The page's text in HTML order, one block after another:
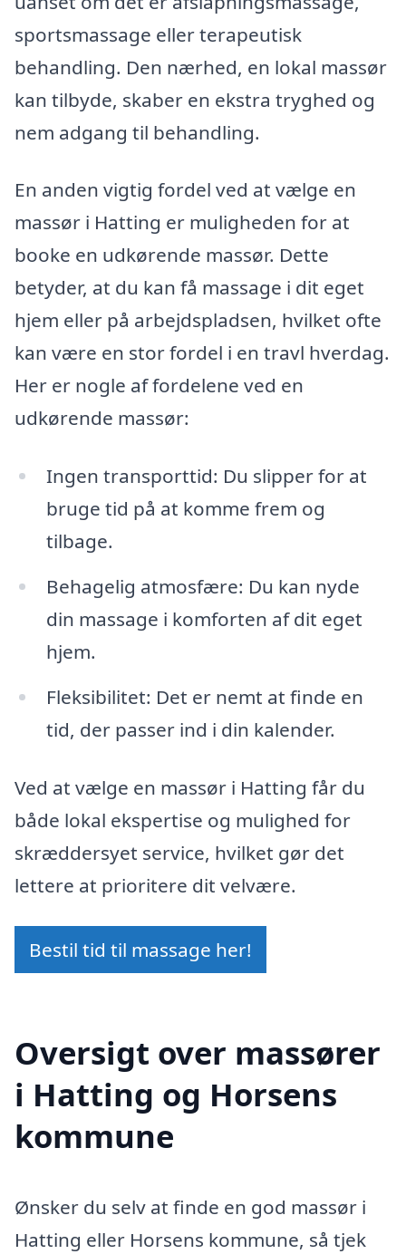
sportsmassage eller terapeutisk
behandling. Den nærhed, en lokal massør
kan tilbyde, skaber en ekstra tryghed og
nem adgang til behandling.
En anden vigtig fordel ved at vælge en
massør i Hatting er muligheden for at
booke en udkørende massør. Dette
betyder, at du kan få massage i dit eget
hjem eller på arbejdspladsen, hvilket ofte
kan være en stor fordel i en travl hverdag.
Her er nogle af fordelene ved en
udkørende massør:
Ingen transporttid: Du slipper for at
bruge tid på at komme frem og
tilbage.
Behagelig atmosfære: Du kan nyde
din massage i komforten af dit eget
hjem.
Fleksibilitet: Det er nemt at finde en
tid, der passer ind i din kalender.
Ved at vælge en massør i Hatting får du
både lokal ekspertise og mulighed for
skræddersyet service, hvilket gør det
lettere at prioritere dit velvære.
Bestil tid til massage her!
Oversigt over massører
i Hatting og Horsens
kommune
Ønsker du selv at finde en god massør i
Hatting eller Horsens kommune, så tjek